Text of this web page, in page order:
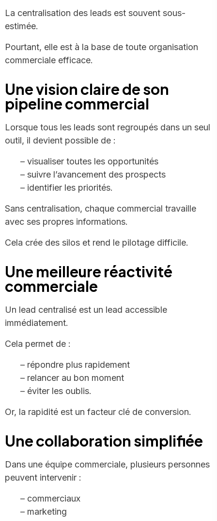
La centralisation des leads est souvent sous-
estimée.
Pourtant, elle est à la base de toute organisation
commerciale efficace.
Une vision claire de son
pipeline commercial
Lorsque tous les leads sont regroupés dans un seul
outil, il devient possible de :
– visualiser toutes les opportunités
– suivre l’avancement des prospects
– identifier les priorités.
Sans centralisation, chaque commercial travaille
avec ses propres informations.
Cela crée des silos et rend le pilotage difficile.
Une meilleure réactivité
commerciale
Un lead centralisé est un lead accessible
immédiatement.
Cela permet de :
– répondre plus rapidement
– relancer au bon moment
– éviter les oublis.
Or, la rapidité est un facteur clé de conversion.
Une collaboration simplifiée
Dans une équipe commerciale, plusieurs personnes
peuvent intervenir :
– commerciaux
– marketing